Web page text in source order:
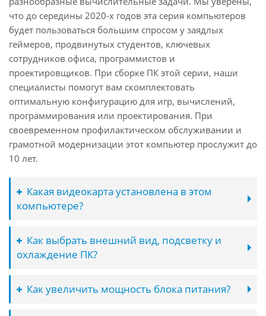
что до середины 2020-х годов эта серия компьютеров
будет пользоваться большим спросом у заядлых
геймеров, продвинутых студентов, ключевых
сотрудников офиса, программистов и
проектировщиков. При сборке ПК этой серии, наши
специалисты помогут вам скомплектовать
оптимальную конфигурацию для игр, вычислений,
программирования или проектирования. При
своевременном профилактическом обслуживании и
грамотной модернизации этот компьютер прослужит до
10 лет.
Какая видеокарта установлена в этом
компьютере?
Как выбрать внешний вид, подсветку и
охлаждение ПК?
Как увеличить мощность блока питания?